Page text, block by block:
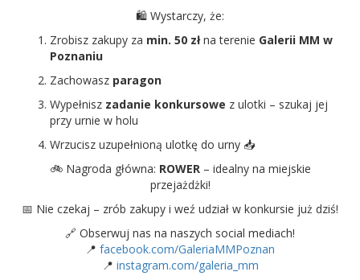
🛍️ Wystarczy, że:
Zrobisz zakupy za min. 50 złna terenie Galerii MM w
Poznaniu
Zachowasz paragon
Wypełnisz zadanie konkursowe z ulotki – szukaj jej
przy urnie w holu
Wrzucisz uzupełnioną ulotkę do urny 📥
🚲 Nagroda główna: ROWER– idealny na miejskie
przejażdżki!
📅 Nie czekaj – zrób zakupy i weź udział w konkursie już dziś!
🔗 Obserwuj nas na naszych social mediach!
📍 facebook.com/GaleriaMMPoznan
📍 instagram.com/galeria_mm